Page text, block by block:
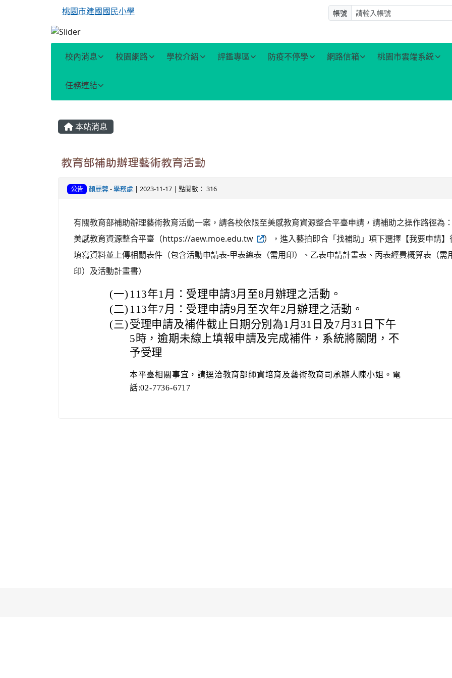
桃園市建國國民小學 帳號
校內消息 校園網路 學校介紹 評鑑專區 防疫不停學 網路信箱 桃園市雲端系統
任務連結
主內容區域
本站消息
教育部補助辦理藝術教育活動
公告 顏麗蓉-學務處 | 2023-11-17 | 點閱數： 316
有關教育部補助辦理藝術教育活動一案，請各校依限至美感教育資源整合平臺申請，請補助之操作路徑為
美感教育資源整合平臺（https://aew.moe.edu.tw
），進入藝拍即合「找補助」項下選擇【我要申請】
填寫資料並上傳相關表件（包含活動申請表-甲表總表（需用印）、乙表申請計畫表、丙表經費概算表（需
印）及活動計畫書）
(一) 113年1月：受理申請3月至8月辦理之活動。
(二) 113年7月：受理申請9月至次年2月辦理之活動。
(三) 受理申請及補件截止日期分別為1月31日及7月31日下午
5時，逾期未線上填報申請及完成補件，系統將關閉，不
予受理
本平臺相關事宜，請逕洽教育部師資培育及藝術教育司承辦人陳小姐。電
話:02-7736-6717